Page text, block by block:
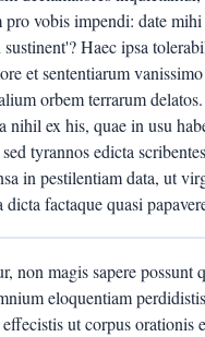
vobis impendi: date
Haec ipsa
et sententiarum
orbem terrarum
nihil ex his, quae in usu
tyrannos edicta
in pestilentiam data, ut
factaque quasi
non magis sapere possunt
eloquentiam
ut corpus orationis